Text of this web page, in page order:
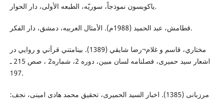
ياکوبسون نموذجاً، سوريّه، الطبعه الأولی، دار الحوار.
قطامش، عبد الحمید (1988م). الأمثال العربیه، دمشق، دار الفکر.
مختاري، قاسم و غلام¬رضا شايقي (1389). بينامتني قرآني و روايي در
اشعار سید حمیری، فصلنامه لسان مبین، دوره 2، شماره2 ، صص 215 ـ
197.
مرزبانى (1385). اخبار السيد الحميرى، تحقيق محمد هادى امينى، نجف: